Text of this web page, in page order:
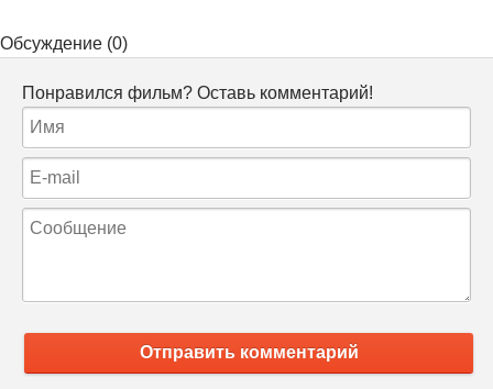
Обсуждение (0)
Понравился фильм? Оставь комментарий!
Отправить комментарий